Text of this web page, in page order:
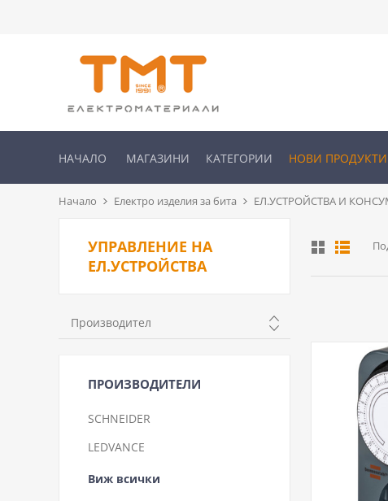
НАЧАЛО МАГАЗИНИ КАТЕГОРИИ НОВИ ПРОДУКТИ
Начало Електро изделия за бита ЕЛ.УСТРОЙСТВА И
УПРАВЛЕНИЕ НА
ЕЛ.УСТРОЙСТВА
Производител
ПРОИЗВОДИТЕЛИ
SCHNEIDER
LEDVANCE
Виж всички